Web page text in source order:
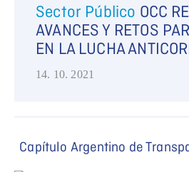
Sector Público OCC
AVANCES Y RETOS
EN LA LUCHA
14. 10. 2021
Capítulo Argentino de